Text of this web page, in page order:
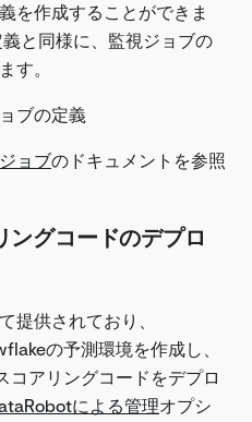
を作成することができま
と同様に、監視ジョブの
す。
ブの定義
ョブのドキュメントを参照
グコードのデプロ
提供されており、
の予測環境を作成し、
アリングコードをデプロ
による管理オプシ